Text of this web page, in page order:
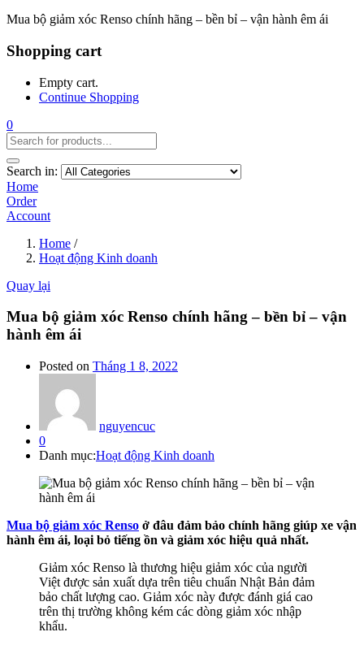
Mua bộ giảm xóc Renso chính hãng – bền bỉ – vận hành êm ái
Shopping cart
Empty cart.
Continue Shopping
0
Search in:
Home
Order
Account
Home /
Hoạt động Kinh doanh
Quay lại
Mua bộ giảm xóc Renso chính hãng – bền bỉ – vận
hành êm ái
Posted on Tháng 1 8, 2022
nguyencuc
0
Danh mục:Hoạt động Kinh doanh
Mua bộ giảm xóc Renso ở đâu đảm bảo chính hãng giúp xe vận
hành êm ái, loại bỏ tiếng ồn và giảm xóc hiệu quả nhất.
Giảm xóc Renso là thương hiệu giảm xóc của người
Việt được sản xuất dựa trên tiêu chuẩn Nhật Bản đảm
bảo chất lượng cao. Giảm xóc này được đánh giá cao
trên thị trường không kém các dòng giảm xóc nhập
khẩu.